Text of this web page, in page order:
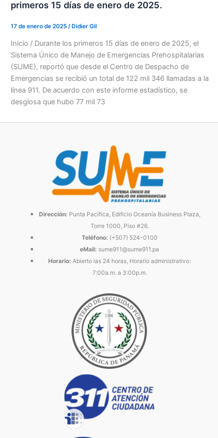
primeros 15 días de enero de 2025.
17 de enero de 2025 / Didier Gil
Inicio / Durante los primeros 15 días de enero de 2025, el
Sistema Único de Manejo de Emergencias Prehospitalarias
(SUME), reportó que desde el Centro de Despacho de
Emergencias se recibió un total de 122 mil 346 llamadas a la
línea 911. De acuerdo con este informe estadístico, se
desglosa que hubo 77 mil 73
Dirección: Punta Pacífica, Edificio Oceanía Business Plaza,
Torre 1000, Piso #26.
Teléfono: (+507) 524-0100
eMail: sume911@sume911.pa
Horario: Abierto las 24 horas, Horario administrativo:
7:00a.m. a 3:00p.m.